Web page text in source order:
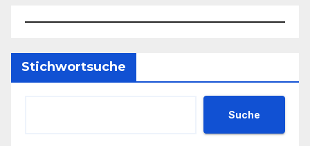
Stichwortsuche
Suche